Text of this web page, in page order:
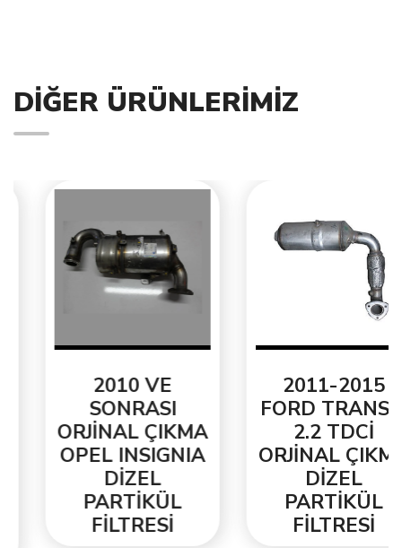
DIĞER ÜRÜNLERIMIZ
2010 VE
SONRASI
ORJİNAL ÇIKMA
OPEL INSIGNIA
DİZEL
PARTİKÜL
FİLTRESİ
2011-2015
FORD TRANSİT
2.2 TDCİ
ORJİNAL ÇIKMA
DİZEL
PARTİKÜL
FİLTRESİ